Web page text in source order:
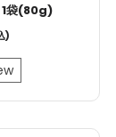
1袋(80g)
)